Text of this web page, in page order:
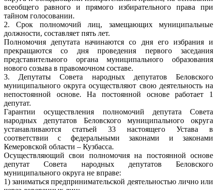
всеобщего равного и прямого избирательного права при
тайном голосовании.
2. Срок полномочий лиц, замещающих муниципальные
должности, составляет пять лет.
Полномочия депутата начинаются со дня его избрания и
прекращаются со дня проведения первого заседания
представительного органа муниципального образования
нового созыва в правомочном составе.
3. Депутаты Совета народных депутатов Беловского
муниципального округа осуществляют свою деятельность на
непостоянной основе. На постоянной основе работает 1
депутат.
Гарантии осуществления полномочий депутата Совета
народных депутатов Беловского муниципального округа
устанавливаются статьей 33 настоящего Устава в
соответствии с федеральными законами и законами
Кемеровской области – Кузбасса.
Осуществляющий свои полномочия на постоянной основе
депутат Совета народных депутатов Беловского
муниципального округа не вправе:
1) заниматься предпринимательской деятельностью лично или